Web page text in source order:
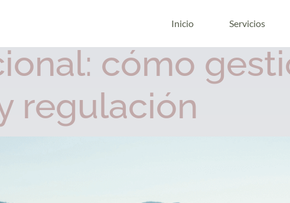
Inicio Servicios
cómo
regulación